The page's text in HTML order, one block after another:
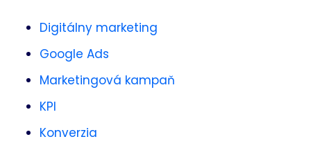
Digitálny marketing
Google Ads
Marketingová kampaň
KPI
Konverzia